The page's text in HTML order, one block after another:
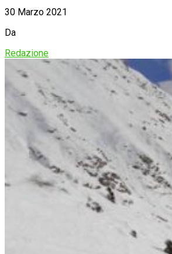
30 Marzo 2021
Da
Redazione